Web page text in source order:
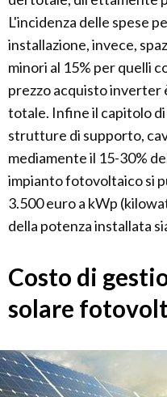
L'incidenza delle spese
installazione, invece,
minori al 15% per quelli
prezzo acquisto inverter
totale. Infine il capitolo
strutture di supporto,
mediamente il 15-30%
impianto fotovoltaico si
3.500 euro a kWp
della potenza installata
Costo di
solare